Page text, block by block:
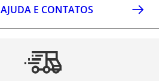
AJUDA E CONTATOS